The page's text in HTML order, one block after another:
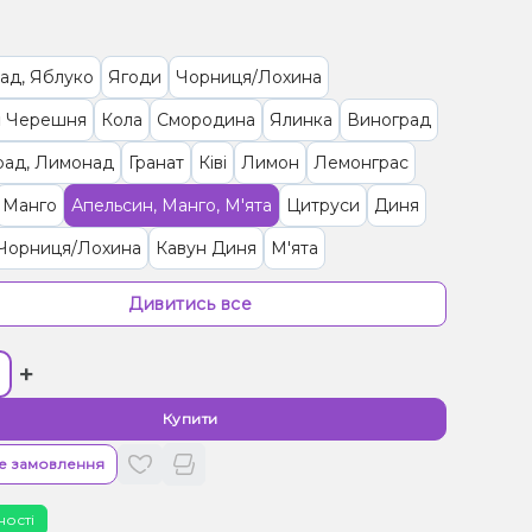
Яблуко Ягоди
Чорниця/Лохина
Черешня
Кола Смородина Ялинка
Виноград
Лимонад
Гранат Ківі Лимон
Лемонграс
Манго Апельсин, Манго, М'ята Цитруси
Диня
Лохина
Кавун Диня
М'ята
Пластівці
Апельсин, Лікер
Персик, Чай
Ананас, Кокос, Ром
Манго
Кавун, Смородина
Полуниця
Желе
Дивитись все
+
Купити
замовлення